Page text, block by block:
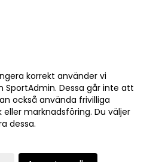
korrekt använder vi
SportAdmin. Dessa går inte att
också använda frivilliga
marknadsföring. Du väljer
dessa.